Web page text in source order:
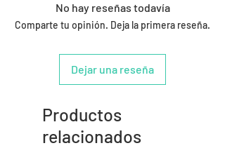
No hay reseñas todavía
Comparte tu opinión. Deja la primera reseña.
Dejar una reseña
Productos
relacionados